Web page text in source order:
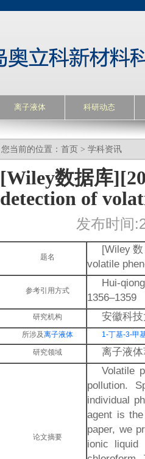
离子液体 科研动态
您当前的位置： 首页 > 学科资讯
[Wiley数据库
detection of
发布时
题名
[Wiley
volatile
参考引用方式
Hui-
1356–1359
研究机构 安徽科
所涉及离子液体 1-丁基-3-甲
研究领域 离子液
论文摘要
Volatile
pollution.
individual
agent is
paper, we
ionic liquid